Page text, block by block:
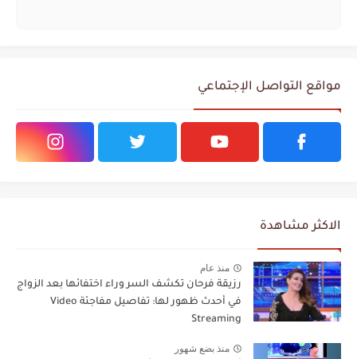
مواقع التواصل الإجتماعي
الاكثر مشاهدة
منذ عام
رزيقة فرحان تكشف السر وراء اختفائها بعد الزواج
في أحدث ظهور لها: تفاصيل مفاجئة Video
Streaming
منذ بضع شهور